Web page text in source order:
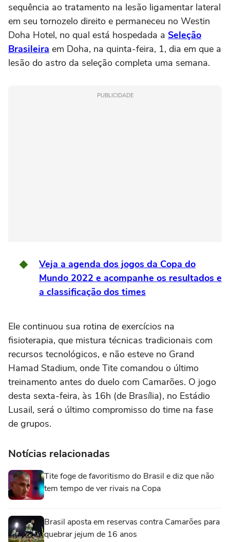
sequência ao tratamento na lesão ligamentar lateral
em seu tornozelo direito e permaneceu no Westin
Doha Hotel, no qual está hospedada a Seleção
Brasileira em Doha, na quinta-feira, 1, dia em que a
lesão do astro da seleção completa uma semana.
PUBLICIDADE
Veja a agenda dos jogos da Copa do
Mundo 2022 e acompanhe os resultados e
a classificação dos times
Ele continuou sua rotina de exercícios na
fisioterapia, que mistura técnicas tradicionais com
recursos tecnológicos, e não esteve no Grand
Hamad Stadium, onde Tite comandou o último
treinamento antes do duelo com Camarões. O jogo
desta sexta-feira, às 16h (de Brasília), no Estádio
Lusail, será o último compromisso do time na fase
de grupos.
Notícias relacionadas
Tite foge de favoritismo do Brasil e diz que não
tem tempo de ver rivais na Copa
Brasil aposta em reservas contra Camarões para
quebrar jejum de 16 anos